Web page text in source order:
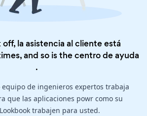
la asistencia al cliente está
and so is thecentro de ayuda
.
de ingenieros expertos trabaja
que las aplicaciones powr como su
trabajen para usted.